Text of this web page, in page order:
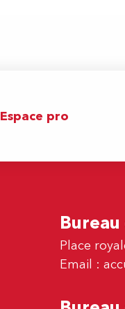
Espace pro
Bureau
Place
Email :